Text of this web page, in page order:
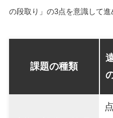
の段取り」の3点を意識して進
課題の種類